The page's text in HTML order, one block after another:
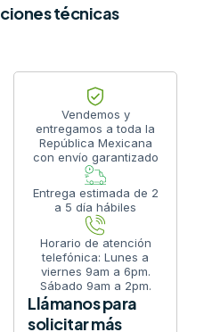
técnicas
Vendemos y
entregamos a toda la
República Mexicana
con envío garantizado
Entrega estimada de 2
a 5 día hábiles
Horario de atención
telefónica: Lunes a
viernes 9am a 6pm.
Sábado 9am a 2pm.
Llámanos para
solicitar más